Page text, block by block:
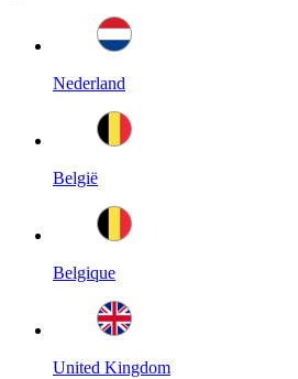
Nederland
België
Belgique
United Kingdom